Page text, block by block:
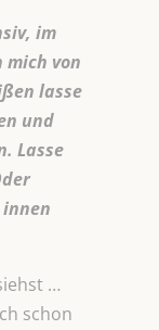
im
von
lasse
und
Lasse
…
schon